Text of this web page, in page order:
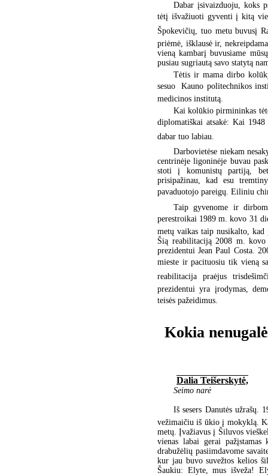
Dabar įsivaizduoju, koks
tėtį išvažiuoti gyventi į kitą
Špokevičių, tuo metu buvusį
priėmė, išklausė ir,
vieną kambarį buvusiame
pusiau sugriautą savo statytą
Tėtis ir mama dirbo
sesuo  Kauno politechnikos
medicinos institutą.
Kai kolūkio pirmininkas
diplomatiškai atsakė: Kai
dabar tuo labiau.
Darbovietėse niekam
centrinėje ligoninėje buvau
stoti į komunistų partiją, bet
prisipažinau, kad esu
pavaduotojo pareigų. Eiliniu
Taip gyvenome ir
perestroikai 1989 m. kovo 31
metų vaikas taip nusikalto,
Šią reabilitaciją 2008 m. kovo
prezidentui Jean Paul Costa.
mieste ir pacituosiu tik vieną
reabilitacija praėjus
prezidentui yra įrodymas,
teisės pažeidimus.
Kokia
Dalia Teišerskytė,
Seimo narė
Iš sesers Danutės užrašų.
vežimaičiu iš ūkio į mokyklą.
metų. Įvažiavus į Šiluvos
vienas labai gerai
drabužėlių pasiimdavome
kur jau buvo suvežtos kelios
Šaukiu: Elyte, mus išveža!